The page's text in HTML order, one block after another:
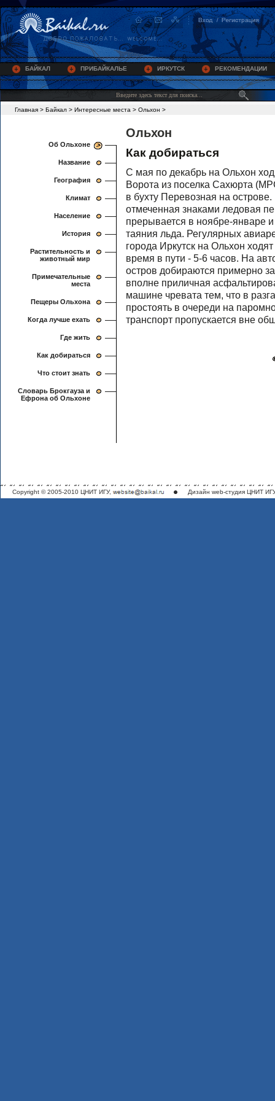
БАЙКАЛ ПРИБАЙКАЛЬЕ ИРКУТСК РЕКОМЕНДАЦИИ
Главная > Байкал > Интересные места > Ольхон >
Об Ольхоне
Название
География
Климат
Население
История
Растительность и
животный мир
Примечательные
места
Пещеры Ольхона
Когда лучше ехать
Где жить
Как добираться
Что стоит знать
Cловарь Брокгауза и
Ефрона об Ольхоне
Ольхон
Как добираться
С мая по декабрь на Ольхон
Ворота из поселка Сахюрта
в бухту Перевозная на острове.
отмеченная знаками ледовая
прерывается в ноябре-январе
таяния льда. Регулярных
города Иркутск на Ольхон
время в пути - 5-6 часов. На
остров добираются примерно
вполне приличная
машине чревата тем, что в
простоять в очереди на
транспорт пропускается вне
Copyright © 2005-2010 ЦНИТ ИГУ, Дизайн web-студия ЦНИТ